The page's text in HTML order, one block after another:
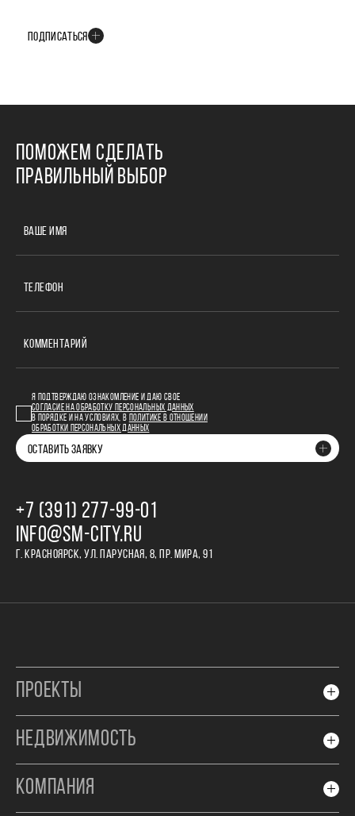
ПОДПИСАТЬСЯ
ПОМОЖЕМ СДЕЛАТЬ
ПРАВИЛЬНЫЙ ВЫБОР
ВАШЕ ИМЯ
ТЕЛЕФОН
КОММЕНТАРИЙ
Я ПОДТВЕРЖДАЮ ОЗНАКОМЛЕНИЕ И ДАЮ СВОЕ
СОГЛАСИЕ НА ОБРАБОТКУ ПЕРСОНАЛЬНЫХ ДАННЫХ
В ПОРЯДКЕ И НА УСЛОВИЯХ, В
ПОЛИТИКЕ В ОТНОШЕНИИ
ОБРАБОТКИ ПЕРСОНАЛЬНЫХ ДАННЫХ
ОСТАВИТЬ ЗАЯВКУ
+7 (391) 277‒99‒01
INFO@SM-CITY.RU
Г. КРАСНОЯРСК, УЛ. ПАРУСНАЯ, 8, ПР. МИРА, 91
ПРОЕКТЫ
НЕДВИЖИМОСТЬ
КОМПАНИЯ